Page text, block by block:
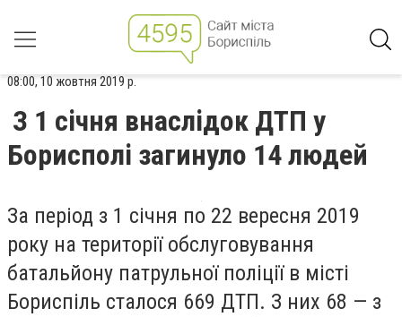
08:00, 10 жовтня 2019 р.
З 1 січня внаслідок ДТП у
Борисполі загинуло 14 людей
За період з 1 січня по 22 вересня 2019
року на території обслуговування
батальйону патрульної поліції в місті
Бориспіль сталося 669 ДТП. З них 68 — з